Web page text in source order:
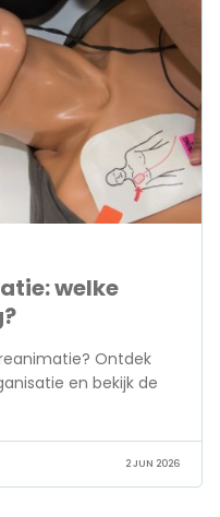
welke
reanimatie? Ontdek
en bekijk de
2 JUN 2026